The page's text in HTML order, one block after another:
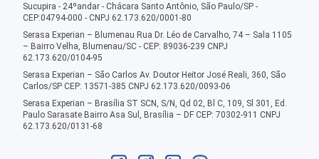
Sucupira - 24ºandar - Chácara Santo Antônio, São Paulo/SP -
CEP:04794-000 - CNPJ 62.173.620/0001-80
Serasa Experian – Blumenau Rua Dr. Léo de Carvalho, 74 – Sala 1105
– Bairro Velha, Blumenau/SC - CEP: 89036-239 CNPJ
62.173.620/0104-95
Serasa Experian – São Carlos Av. Doutor Heitor José Reali, 360, São
Carlos/SP CEP: 13571-385 CNPJ 62.173.620/0093-06
Serasa Experian – Brasília ST SCN, S/N, Qd 02, Bl C, 109, Sl 301, Ed.
Paulo Sarasate Bairro Asa Sul, Brasília – DF CEP: 70302-911 CNPJ
62.173.620/0131-68